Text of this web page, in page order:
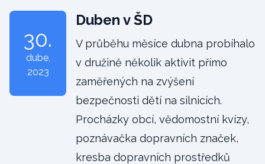
30.
dube,
2023
Duben v ŠD
V průběhu měsíce dubna probíhalo
v družině několik aktivit přímo
zaměřených na zvýšení
bezpečnosti dětí na silnicích.
Procházky obcí, vědomostní kvízy,
poznávačka dopravních značek,
kresba dopravních prostředků